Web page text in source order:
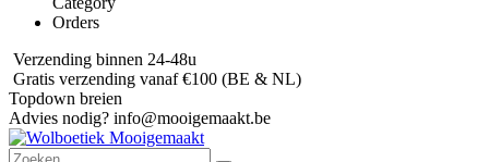
Orders
Verzending binnen 24-48u
Gratis verzending vanaf €100 (BE & NL)
Topdown breien
Advies nodig? info@mooigemaakt.be